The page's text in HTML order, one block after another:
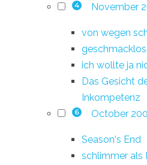
4 November
von wegen
ich wollte ja
Das Gesicht
Inkompetenz
6 October
Season's End
schlimmer als